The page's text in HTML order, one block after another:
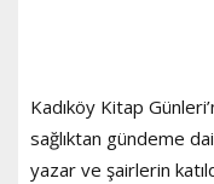
Kadıköy Kitap
sağlıktan gündeme
yazar ve şairlerin